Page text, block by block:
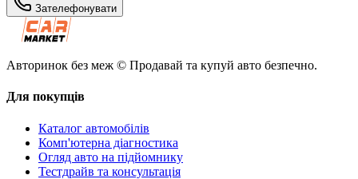
Зателефонувати
Авторинок без меж © Продавай та купуй авто безпечно.
Для покупців
Каталог автомобілів
Комп'ютерна діагностика
Огляд авто на підйомнику
Тестдрайв та консультація